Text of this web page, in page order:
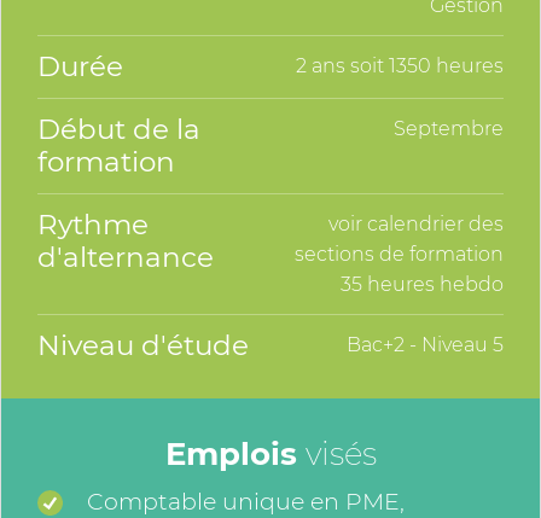
Gestion
Durée 2 ans soit 1350 heures
Début de la
formation
Septembre
Rythme
d'alternance
voir calendrier des
sections de formation
35 heures hebdo
Niveau d'étude Bac+2 - Niveau 5
Emplois visés
Comptable unique en PME,